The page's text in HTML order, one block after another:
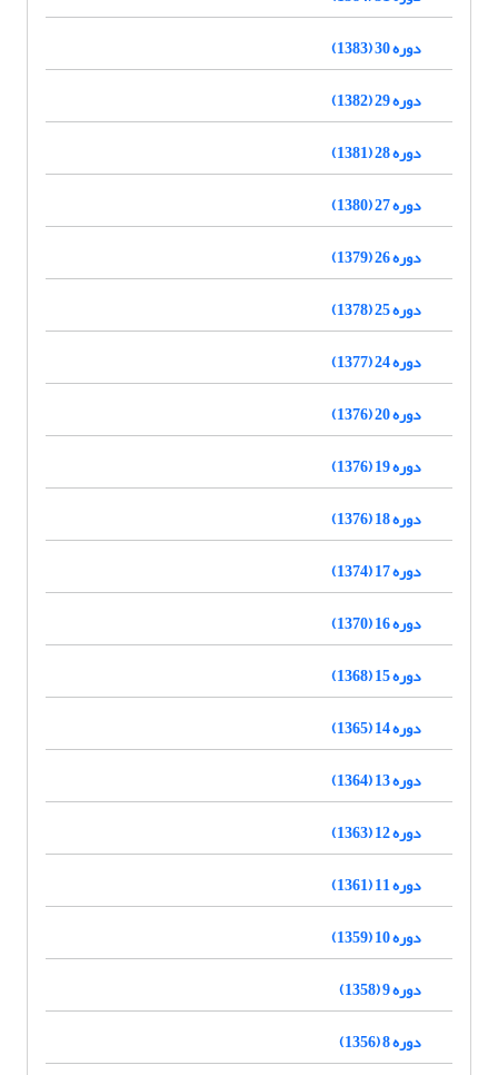
دوره 30 (1383)
دوره 29 (1382)
دوره 28 (1381)
دوره 27 (1380)
دوره 26 (1379)
دوره 25 (1378)
دوره 24 (1377)
دوره 20 (1376)
دوره 19 (1376)
دوره 18 (1376)
دوره 17 (1374)
دوره 16 (1370)
دوره 15 (1368)
دوره 14 (1365)
دوره 13 (1364)
دوره 12 (1363)
دوره 11 (1361)
دوره 10 (1359)
دوره 9 (1358)
دوره 8 (1356)